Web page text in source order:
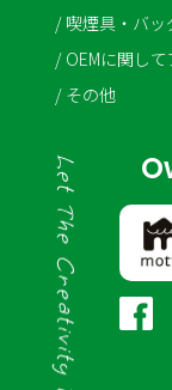
喫煙具・バッ
OEMに関して
その他